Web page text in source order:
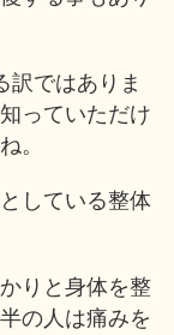
訳ではありま
っていただけ
。
している整体
りと身体を整
の人は痛みを